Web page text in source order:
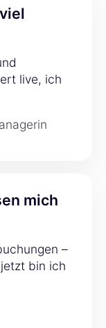
live, ich
mich
–
bin ich